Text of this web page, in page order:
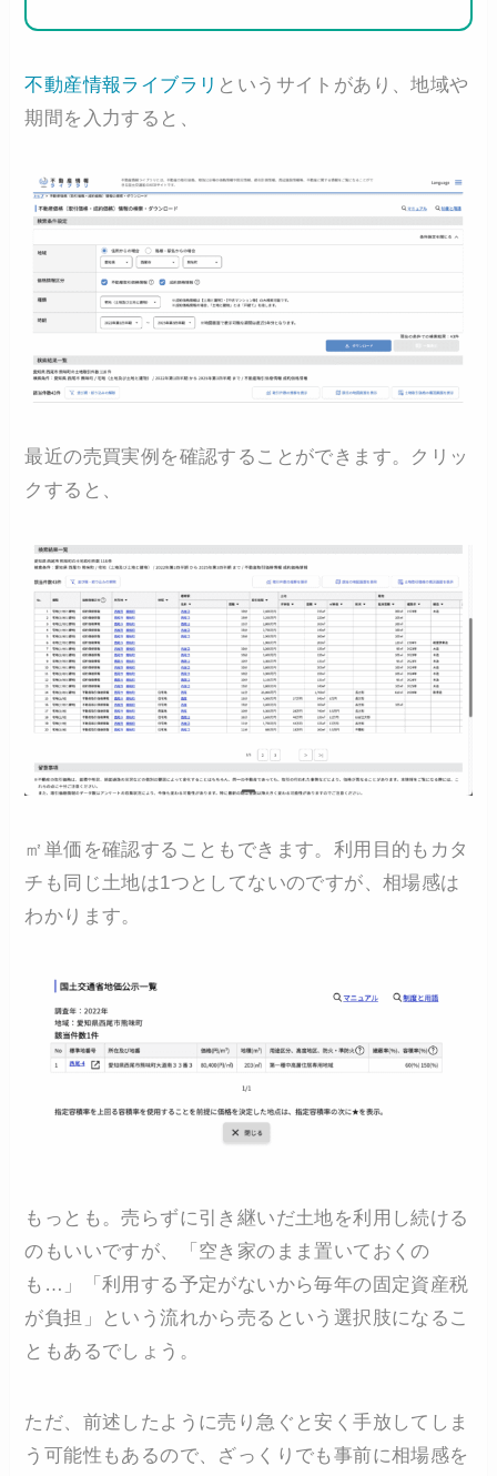
不動産情報ライブラリ というサイトがあり、地域や
期間を入力すると、
最近の売買実例を確認することができます。クリッ
クすると、
㎡単価を確認することもできます。利用目的もカタ
チも同じ土地は1つとしてないのですが、相場感は
わかります。
もっとも。売らずに引き継いだ土地を利用し続ける
のもいいですが、「空き家のまま置いておくの
も…」「利用する予定がないから毎年の固定資産税
が負担」という流れから売るという選択肢になるこ
ともあるでしょう。
ただ、前述したように売り急ぐと安く手放してしま
う可能性もあるので、ざっくりでも事前に相場感を